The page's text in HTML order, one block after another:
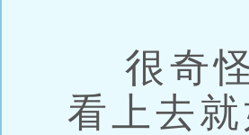
很奇怪
看上去